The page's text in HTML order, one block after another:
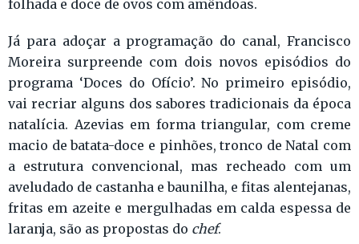
folhada e doce de ovos com amêndoas.
Já para adoçar a programação do canal, Francisco
Moreira surpreende com dois novos episódios do
programa ‘Doces do Ofício’. No primeiro episódio,
vai recriar alguns dos sabores tradicionais da época
natalícia. Azevias em forma triangular, com creme
macio de batata-doce e pinhões, tronco de Natal com
a estrutura convencional, mas recheado com um
aveludado de castanha e baunilha, e fitas alentejanas,
fritas em azeite e mergulhadas em calda espessa de
laranja, são as propostas do chef.